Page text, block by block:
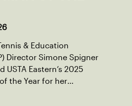
& Education
Director Simone Spigner
USTA Eastern’s 2025
the Year for her